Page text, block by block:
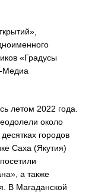
«Градусы
Медиа
летом 2022 года.
около
городов
Саха (Якутия)
а также
В Магаданской